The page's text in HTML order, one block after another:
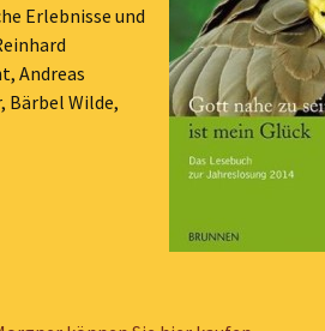
Erlebnisse und
Andreas
Bärbel Wilde,